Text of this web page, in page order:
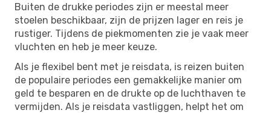
Buiten de drukke periodes zijn er meestal meer
stoelen beschikbaar, zijn de prijzen lager en reis je
rustiger. Tijdens de piekmomenten zie je vaak meer
vluchten en heb je meer keuze.
Als je flexibel bent met je reisdata, is reizen buiten
de populaire periodes een gemakkelijke manier om
geld te besparen en de drukte op de luchthaven te
vermijden. Als je reisdata vastliggen, helpt het om